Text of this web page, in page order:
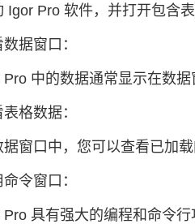
Igor Pro 软件，并打开包含
据窗口：
Pro 中的数据通常显示在数
格数据：
据窗口中，您可以查看已加
令窗口：
Pro 具有强大的编程和命令